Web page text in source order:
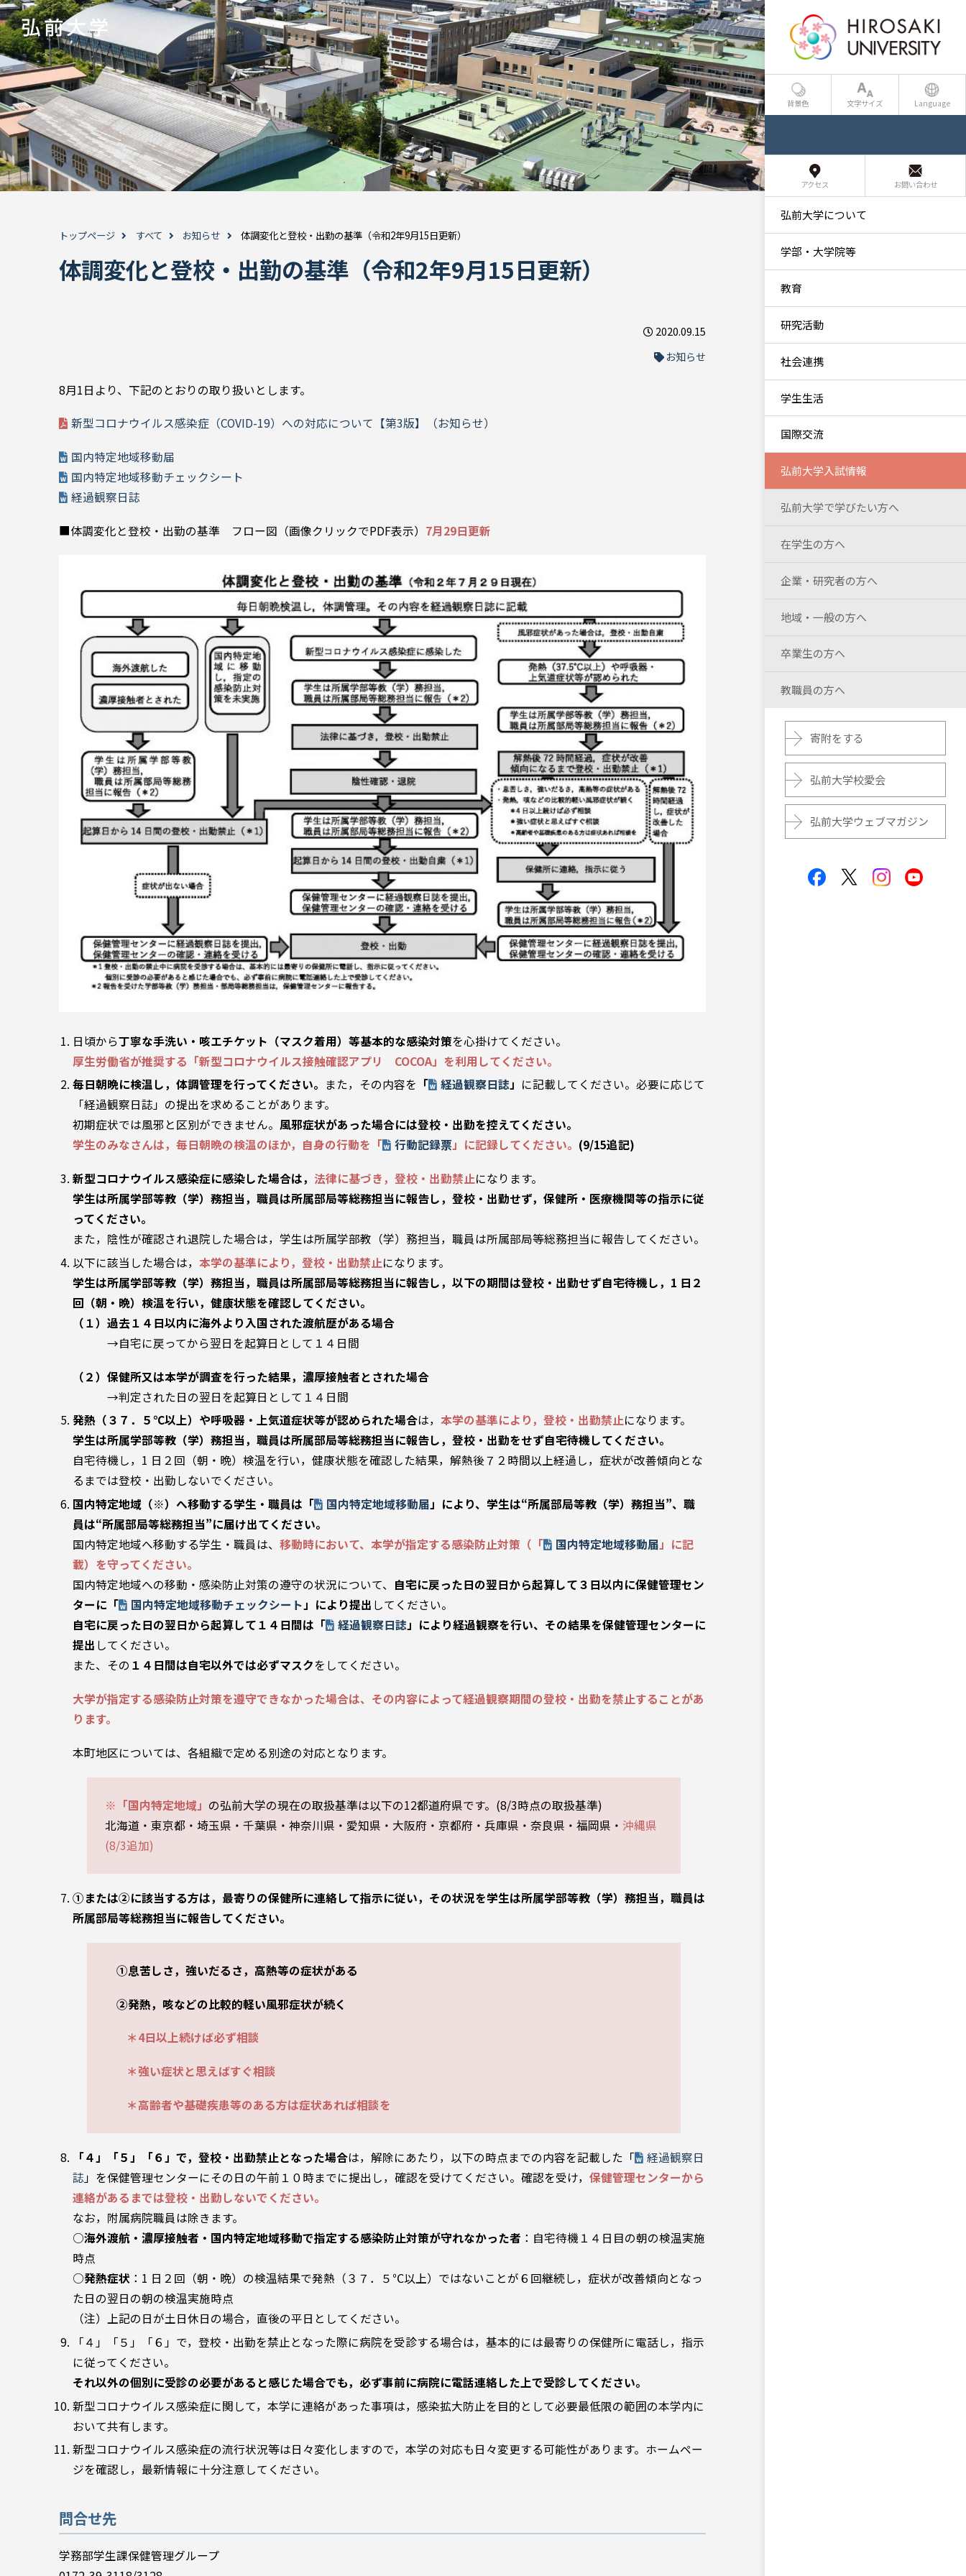
トップページ すべて お知らせ 体調変化と登校・出勤の基準（令和2年9月15日更新）
体調変化と登校・出勤の基準（令和2年9月15日更新）
2020.09.15
お知らせ
8月1日より、下記のとおりの取り扱いとします。
新型コロナウイルス感染症（COVID-19）への対応について【第3版】（お知らせ）
国内特定地域移動届
国内特定地域移動チェックシート
経過観察日誌
■体調変化と登校・出勤の基準 フロー図（画像クリックでPDF表示） 7月29日更新
日頃から丁寧な手洗い・咳エチケット（マスク着用）等基本的な感染対策を心掛けてください。
厚生労働省が推奨する「新型コロナウイルス接触確認アプリ COCOA」を利用してください。
毎日朝晩に検温し，体調管理を行ってください。 また，その内容を 「 経過観察日誌」 に記載してください。必要に応じて
「経過観察日誌」の提出を求めることがあります。
初期症状では風邪と区別ができません。 風邪症状があった場合には登校・出勤を控えてください。
学生のみなさんは，毎日朝晩の検温のほか，自身の行動を「
行動記録票」に記録してください。 (9/15追記)
新型コロナウイルス感染症に感染した場合は， 法律に基づき，登校・出勤禁止になります。
学生は所属学部等教（学）務担当，職員は所属部局等総務担当に報告し，登校・出勤せず，保健所・医療機関等の指示に従
ってください。
また，陰性が確認され退院した場合は，学生は所属学部教（学）務担当，職員は所属部局等総務担当に報告してください。
以下に該当した場合は， 本学の基準により，登校・出勤禁止になります。
学生は所属学部等教（学）務担当，職員は所属部局等総務担当に報告し，以下の期間は登校・出勤せず自宅待機し，1 日２
回（朝・晩）検温を行い，健康状態を確認してください。
（１）過去１４日以内に海外より入国された渡航歴がある場合
→自宅に戻ってから翌日を起算日として１４日間
（２）保健所又は本学が調査を行った結果，濃厚接触者とされた場合
→判定された日の翌日を起算日として１４日間
発熱（３７．５℃以上）や呼吸器・上気道症状等が認められた場合は， 本学の基準により，登校・出勤禁止になります。
学生は所属学部等教（学）務担当，職員は所属部局等総務担当に報告し，登校・出勤をせず自宅待機してください。
自宅待機し，1 日２回（朝・晩）検温を行い，健康状態を確認した結果，解熱後７２時間以上経過し，症状が改善傾向とな
るまでは登校・出勤しないでください。
国内特定地域（※）へ移動する学生・職員は「
国内特定地域移動届」により、学生は“所属部局等教（学）務担当”、職
員は“所属部局等総務担当”に届け出てください。
国内特定地域へ移動する学生・職員は、 移動時において、本学が指定する感染防止対策（「 国内特定地域移動届」に記
載）を守ってください。
国内特定地域への移動・感染防止対策の遵守の状況について、 自宅に戻った日の翌日から起算して３日以内に保健管理セン
ターに「
国内特定地域移動チェックシート」により提出 してください。
自宅に戻った日の翌日から起算して１４日間は「
経過観察日誌」により経過観察を行い、その結果を保健管理センターに
提出 してください。
また、その １４日間は自宅以外では必ずマスクをしてください。
大学が指定する感染防止対策を遵守できなかった場合は、その内容によって経過観察期間の登校・出勤を禁止することがあ
ります。
本町地区については、各組織で定める別途の対応となります。
※「国内特定地域」 の弘前大学の現在の取扱基準は以下の12都道府県です。(8/3時点の取扱基準)
北海道・東京都・埼玉県・千葉県・神奈川県・愛知県・大阪府・京都府・兵庫県・奈良県・福岡県・ 沖縄県
(8/3追加)
①または②に該当する方は，最寄りの保健所に連絡して指示に従い，その状況を学生は所属学部等教（学）務担当，職員は
所属部局等総務担当に報告してください。
①息苦しさ，強いだるさ，高熱等の症状がある
②発熱，咳などの比較的軽い風邪症状が続く
＊4日以上続けば必ず相談
＊強い症状と思えばすぐ相談
＊高齢者や基礎疾患等のある方は症状あれば相談を
「４」「５」「６」で，登校・出勤禁止となった場合は，解除にあたり，以下の時点までの内容を記載した「
経過観察日
誌」を保健管理センターにその日の午前１０時までに提出し，確認を受けてください。確認を受け， 保健管理センターから
連絡があるまでは登校・出勤しないでください。
なお，附属病院職員は除きます。
○海外渡航・濃厚接触者・国内特定地域移動で指定する感染防止対策が守れなかった者 ：自宅待機１４日目の朝の検温実施
時点
○発熱症状：1 日２回（朝・晩）の検温結果で発熱（３７．５℃以上）ではないことが６回継続し，症状が改善傾向となっ
た日の翌日の朝の検温実施時点
（注）上記の日が土日休日の場合，直後の平日としてください。
「４」「５」「６」で，登校・出勤を禁止となった際に病院を受診する場合は，基本的には最寄りの保健所に電話し，指示
に従ってください。
それ以外の個別に受診の必要があると感じた場合でも，必ず事前に病院に電話連絡した上で受診してください。
新型コロナウイルス感染症に関して，本学に連絡があった事項は，感染拡大防止を目的として必要最低限の範囲の本学内に
おいて共有します。
新型コロナウイルス感染症の流行状況等は日々変化しますので，本学の対応も日々変更する可能性があります。ホームペー
ジを確認し，最新情報に十分注意してください。
問合せ先
学務部学生課保健管理グループ
背景色 文字サイズ Language
アクセス お問い合わせ
弘前大学について
学部・大学院等
教育
研究活動
社会連携
学生生活
国際交流
弘前大学入試情報
弘前大学で学びたい方へ
在学生の方へ
企業・研究者の方へ
地域・一般の方へ
卒業生の方へ
教職員の方へ
寄附をする
弘前大学校愛会
弘前大学ウェブマガジン